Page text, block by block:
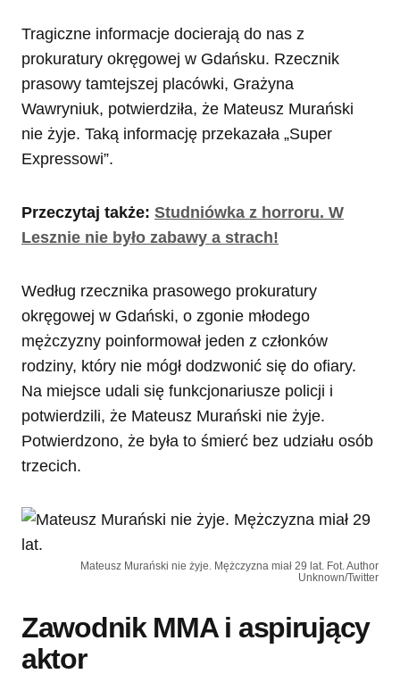
Tragiczne informacje docierają do nas z
prokuratury okręgowej w Gdańsku. Rzecznik
prasowy tamtejszej placówki, Grażyna
Wawryniuk, potwierdziła, że Mateusz Murański
nie żyje. Taką informację przekazała „Super
Expressowi”.
Przeczytaj także: Studniówka z horroru. W
Lesznie nie było zabawy a strach!
Według rzecznika prasowego prokuratury
okręgowej w Gdański, o zgonie młodego
mężczyzny poinformował jeden z członków
rodziny, który nie mógł dodzwonić się do ofiary.
Na miejsce udali się funkcjonariusze policji i
potwierdzili, że Mateusz Murański nie żyje.
Potwierdzono, że była to śmierć bez udziału osób
trzecich.
Mateusz Murański nie żyje. Mężczyzna miał 29 lat. Fot. Author
Unknown/Twitter
Zawodnik MMA i aspirujący
aktor